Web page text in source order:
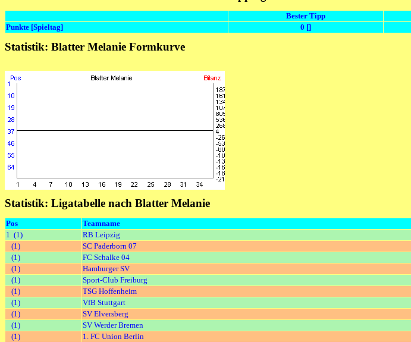
Bester Tipp
Punkte [Spieltag]
0 []
Statistik: Blatter Melanie Formkurve
Statistik: Ligatabelle nach Blatter Melanie
Pos Teamname
1 (1)
RB Leipzig
(1)
SC Paderborn 07
(1)
FC Schalke 04
(1)
Hamburger SV
(1)
Sport-Club Freiburg
(1)
TSG Hoffenheim
(1)
VfB Stuttgart
(1)
SV Elversberg
(1)
SV Werder Bremen
(1)
1. FC Union Berlin